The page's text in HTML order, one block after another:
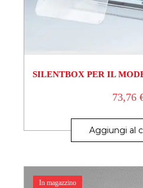
SILENTBOX PER IL
73,76
Aggiungi al
In magazzino